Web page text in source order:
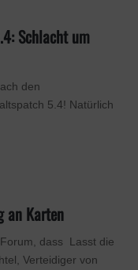
Schlacht um
den
5.4! Natürlich
an Karten
dass Lasst die
Verteidiger von